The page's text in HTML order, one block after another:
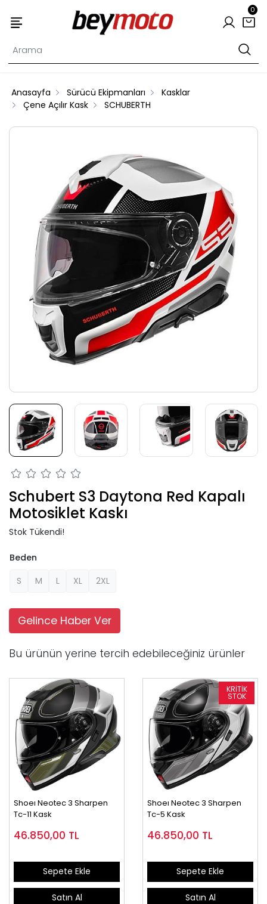
0
Anasayfa Sürücü Ekipmanları
Kasklar
Çene Açılır Kask
SCHUBERTH
Schubert S3 Daytona Red Kapalı
Motosiklet Kaskı
Stok Tükendi!
Beden
S
M L XL 2XL
Gelince Haber Ver
Bu ürünün yerine tercih edebileceğiniz ürünler
Shoeı Neotec 3 Sharpen
Tc-11 Kask
46.850,00 TL
Sepete Ekle
Satın Al
Shoeı Neotec 3 Sharpen
Tc-5 Kask
46.850,00 TL
Sepete Ekle
Satın Al